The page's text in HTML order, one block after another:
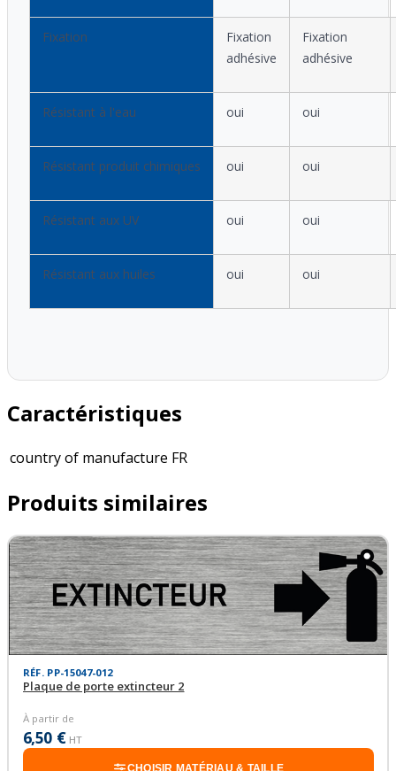
Fixation
Fixation
adhésive
Fixation
adhésive
Résistant à l'eau oui oui
Résistant produit chimiques oui oui
Résistant aux UV oui oui
Résistant aux huiles oui oui
Caractéristiques
country of manufacture FR
Produits similaires
RÉF. PP-15047-012
Plaque de porte extincteur 2
À partir de
6,50 € HT
CHOISIR MATÉRIAU & TAILLE